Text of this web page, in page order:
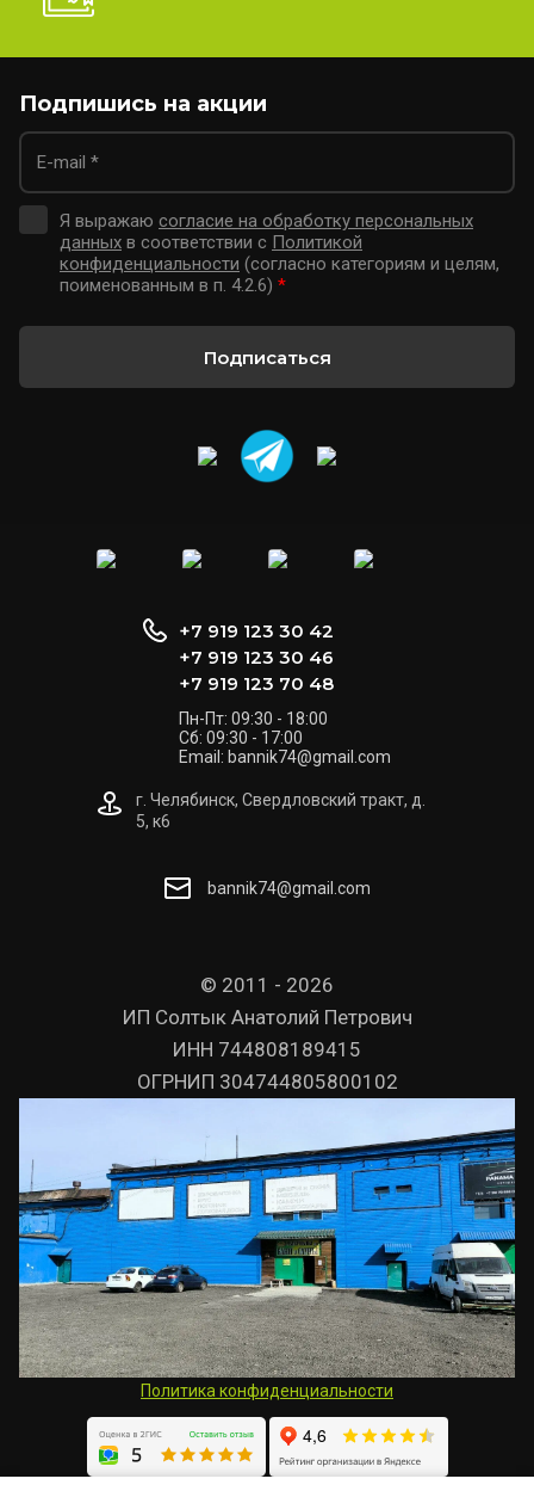
Подпишись на акции
Я выражаю согласие на обработку персональных
данных в соответствии с Политикой
конфиденциальности (согласно категориям и целям,
поименованным в п. 4.2.6) *
Подписаться
© 2011 - 2026
ИП Солтык Анатолий Петрович
ИНН 744808189415
ОГРНИП 304744805800102
Политика конфиденциальности
+7 919 123 30 42
+7 919 123 30 46
+7 919 123 70 48
Пн-Пт: 09:30 - 18:00
Сб: 09:30 - 17:00
Email: bannik74@gmail.com
г. Челябинск, Свердловский тракт, д.
5, к6
bannik74@gmail.com